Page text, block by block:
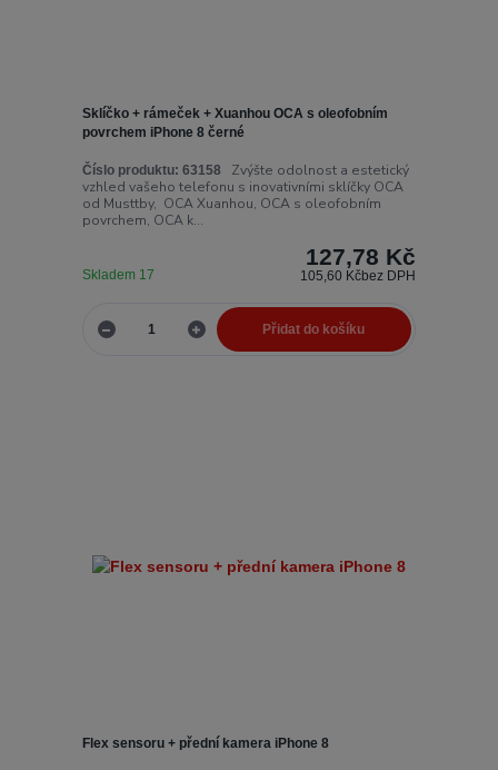
Sklíčko + rámeček + Xuanhou OCA s oleofobním
povrchem iPhone 8 černé
Číslo produktu: 63158
Zvýšte odolnost a estetický
vzhled vašeho telefonu s inovativními sklíčky OCA
od Musttby, OCA Xuanhou, OCA s oleofobním
povrchem, OCA k...
127,78 Kč
105,60 Kčbez DPH
Skladem 17
Přidat do košíku
Flex sensoru + přední kamera iPhone 8